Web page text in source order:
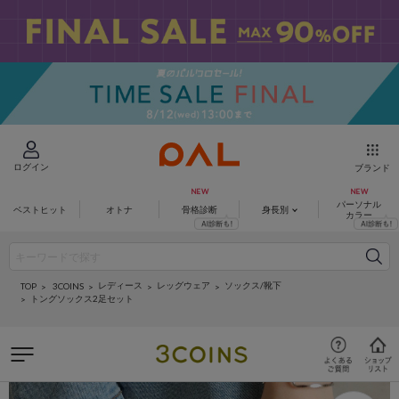
ログイン ブランド
ベストヒット オトナ 骨格診断 身長別
パーソナル
カラー
TOP 3COINS レディース レッグウェア
ソックス/靴下
トングソックス2足セット